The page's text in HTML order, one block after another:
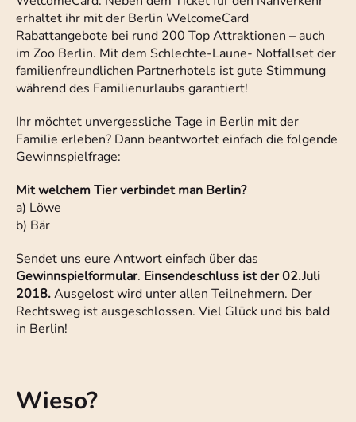
erhaltet ihr mit der Berlin WelcomeCard
Rabattangebote bei rund 200 Top Attraktionen – auch
im Zoo Berlin. Mit dem Schlechte-Laune- Notfallset der
familienfreundlichen Partnerhotels ist gute Stimmung
während des Familienurlaubs garantiert!
Ihr möchtet unvergessliche Tage in Berlin mit der
Familie erleben? Dann beantwortet einfach die folgende
Gewinnspielfrage:
Mit welchem Tier verbindet man Berlin?
a) Löwe
b) Bär
Sendet uns eure Antwort einfach über das
Gewinnspielformular. Einsendeschluss ist der 02.Juli
2018.Ausgelost wird unter allen Teilnehmern. Der
Rechtsweg ist ausgeschlossen. Viel Glück und bis bald
in Berlin!
Wieso?